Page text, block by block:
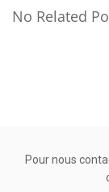
No Related
Pour nous